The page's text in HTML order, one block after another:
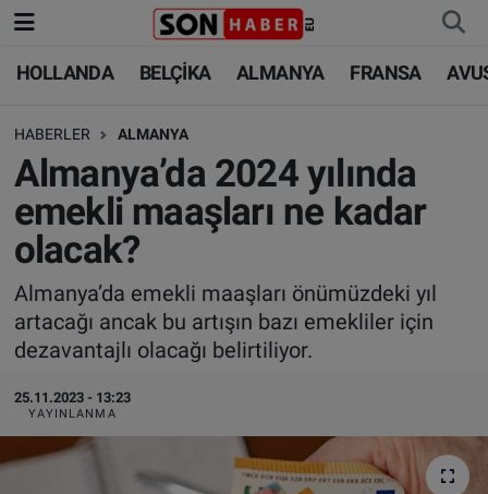
HOLLANDA BELÇİKA ALMANYA FRANSA
HABERLER ALMANYA
Almanya’da 2024 yılında
emekli maaşları ne kadar
olacak?
Almanya’da emekli maaşları önümüzdeki yıl
artacağı ancak bu artışın bazı emekliler için
dezavantajlı olacağı belirtiliyor.
25.11.2023 - 13:23
YAYINLANMA
HOLLANDA
BELÇİKA
ALMANYA
FRANSA
AVUSTURYA
SAĞLIK - YAŞAM
BİLİM-TEKNOLOJİ
HOLLANDA
BELÇİKA
ALMANYA
TÜRKİYE
DÜNYA
BİLİM-TEKNOLOJİ
SAĞLIK
FOTO GALERİ
Nöbetçi Eczaneler
Hava Durumu
Trafik Durumu
Süper Lig Puan Durumu ve Fikstür
Tüm Manşetler
Son Dakika Haberleri
Haber Arşivi